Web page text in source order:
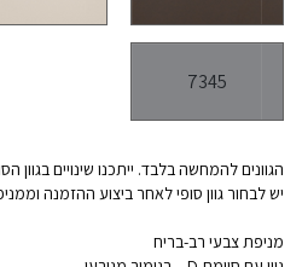
7345
הגוונים להמחשה בלבד. ייתכנו שינויים בגוון
יש לבחור גוון סופי לאחר ביצוע ההזמנה
מניפת צבעי רב-בריח